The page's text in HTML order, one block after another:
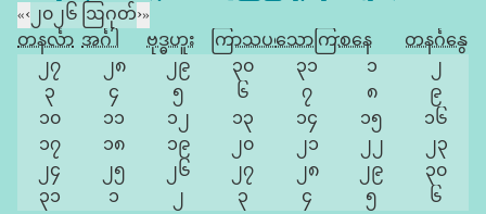
«‹ ၂၀၂၆ ဩဂုတ်›»
တနင်္လာ အင်္ဂါ ဗုဒ္ဓဟူး ကြာသပတေးသောကြာစနေ
တနင်္ဂနွေ
၂၇
၂၈ ၂၉ ၃၀ ၃၁ ၁
၂
၃
၄ ၅ ၆ ၇ ၈
၉
၁၀
၁၁ ၁၂ ၁၃ ၁၄ ၁၅
၁၆
၁၇
၁၈ ၁၉ ၂၀ ၂၁ ၂၂
၂၃
၂၄
၂၅ ၂၆ ၂၇ ၂၈ ၂၉
၃၀
၃၁
၁ ၂ ၃ ၄ ၅ ၆